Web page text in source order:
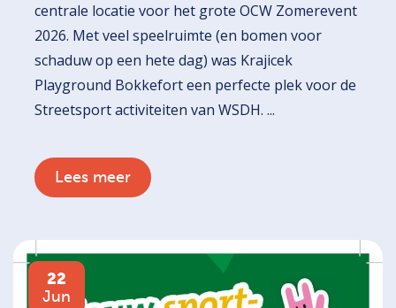
centrale locatie voor het grote OCW Zomerevent
2026. Met veel speelruimte (en bomen voor
schaduw op een hete dag) was Krajicek
Playground Bokkefort een perfecte plek voor de
Streetsport activiteiten van WSDH. ...
Lees meer
22
Jun